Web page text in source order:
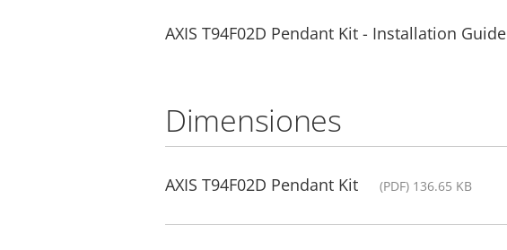
AXIS T94F02D Pendant Kit - Installation Guide
Dimensiones
AXIS T94F02D Pendant Kit (PDF) 136.65 KB